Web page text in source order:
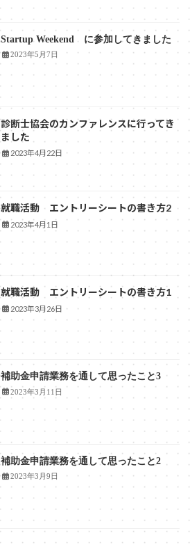
Startup Weekend に参加してきました
2023年5月7日
診断士協会のカンファレンスに行ってき
ました
2023年4月22日
就職活動 エントリーシートの書き方2
2023年4月1日
就職活動 エントリーシートの書き方1
2023年3月26日
補助金申請業務を通して思ったこと3
2023年3月11日
補助金申請業務を通して思ったこと2
2023年3月9日